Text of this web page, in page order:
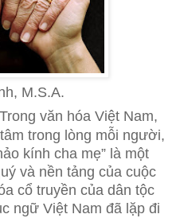
M.S.A.
văn hóa Việt Nam,
trong lòng mỗi người,
kính cha mẹ” là một
và nền tảng của cuộc
cổ truyền của dân tộc
ngữ Việt Nam đã lặp đi